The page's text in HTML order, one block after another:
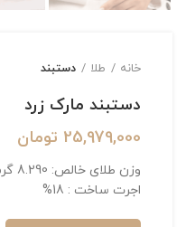
خانه طلا دستبند
دستبند مارک زرد
25,979,000 تومان
وزن طلای خالص: 8.290 گرم
اجرت ساخت : 18%